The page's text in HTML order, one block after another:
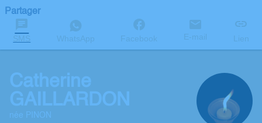
Partager
SMS WhatsApp Facebook E-mail Lien
Catherine
GAILLARDON
née PINON